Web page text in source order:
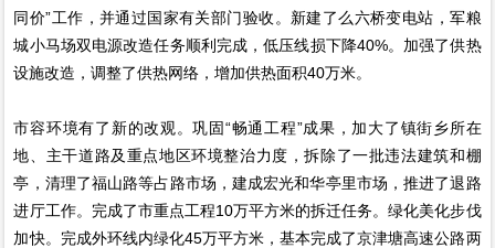
同价”工作，并通过国家有关部门验收。新建了么六桥变电站，军粮
城小马场双电源改造任务顺利完成，低压线损下降40%。加强了供热
设施改造，调整了供热网络，增加供热面积40万米。
市容环境有了新的改观。巩固“畅通工程”成果，加大了镇街乡所在
地、主干道路及重点地区环境整治力度，拆除了一批违法建筑和棚
亭，清理了福山路等占路市场，建成宏光和华亭里市场，推进了退路
进厅工作。完成了市重点工程10万平方米的拆迁任务。绿化美化步伐
加快。完成外环线内绿化45万平方米，基本完成了京津塘高速公路两